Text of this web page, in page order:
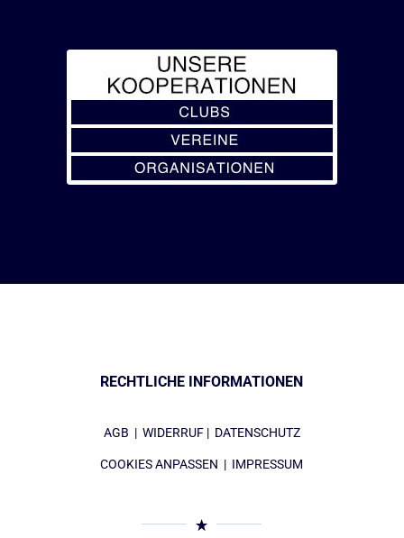
RECHTLICHE INFORMATIONEN
AGB | WIDERRUF| DATENSCHUTZ
COOKIES ANPASSEN | IMPRESSUM